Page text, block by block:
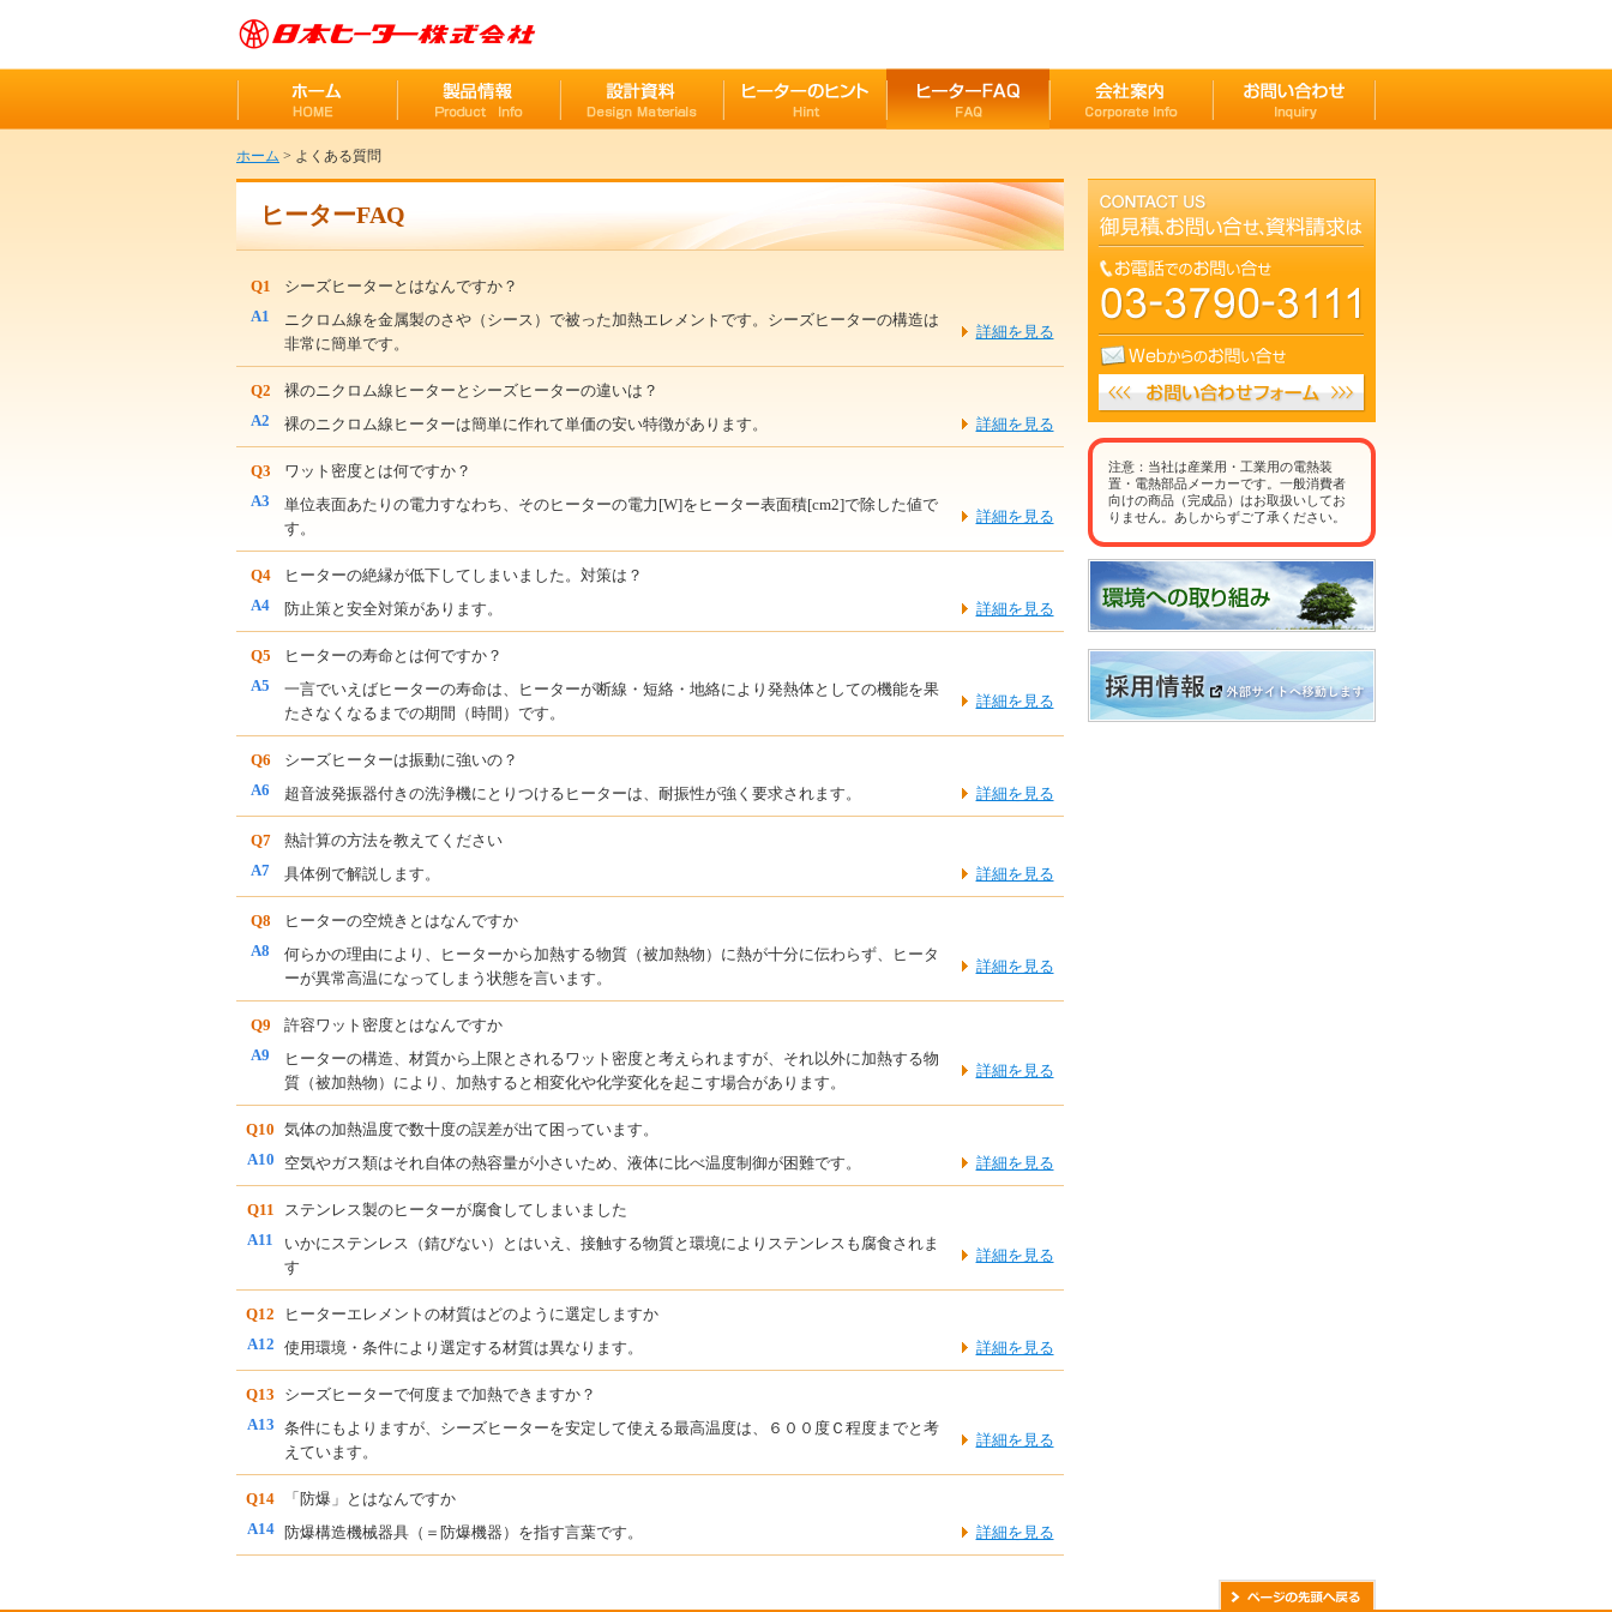
ホーム > よくある質問
ヒーターFAQ
Q1
シーズヒーターとはなんですか？
A1
ニクロム線を金属製のさや（シース）で被った加熱エレメントです。シーズヒーターの構造は
非常に簡単です。
詳細を見る
Q2
裸のニクロム線ヒーターとシーズヒーターの違いは？
A2
裸のニクロム線ヒーターは簡単に作れて単価の安い特徴があります。 詳細を見る
Q3
ワット密度とは何ですか？
A3
単位表面あたりの電力すなわち、そのヒーターの電力[W]をヒーター表面積[cm2]で除した値で
す。
詳細を見る
Q4
ヒーターの絶縁が低下してしまいました。対策は？
A4
防止策と安全対策があります。 詳細を見る
Q5
ヒーターの寿命とは何ですか？
A5
一言でいえばヒーターの寿命は、ヒーターが断線・短絡・地絡により発熱体としての機能を果
たさなくなるまでの期間（時間）です。
詳細を見る
Q6
シーズヒーターは振動に強いの？
A6
超音波発振器付きの洗浄機にとりつけるヒーターは、耐振性が強く要求されます。 詳細を見る
Q7
熱計算の方法を教えてください
A7
具体例で解説します。 詳細を見る
Q8
ヒーターの空焼きとはなんですか
A8
何らかの理由により、ヒーターから加熱する物質（被加熱物）に熱が十分に伝わらず、ヒータ
ーが異常高温になってしまう状態を言います。
詳細を見る
Q9
許容ワット密度とはなんですか
A9
ヒーターの構造、材質から上限とされるワット密度と考えられますが、それ以外に加熱する物
質（被加熱物）により、加熱すると相変化や化学変化を起こす場合があります。
詳細を見る
Q10 気体の加熱温度で数十度の誤差が出て困っています。
A10
空気やガス類はそれ自体の熱容量が小さいため、液体に比べ温度制御が困難です。 詳細を見る
Q11
ステンレス製のヒーターが腐食してしまいました
A11
いかにステンレス（錆びない）とはいえ、接触する物質と環境によりステンレスも腐食されま
す
詳細を見る
Q12
ヒーターエレメントの材質はどのように選定しますか
A12 使用環境・条件により選定する材質は異なります。 詳細を見る
Q13
シーズヒーターで何度まで加熱できますか？
A13 条件にもよりますが、シーズヒーターを安定して使える最高温度は、６００度Ｃ程度までと考
えています。
詳細を見る
Q14
「防爆」とはなんですか
A14
防爆構造機械器具（＝防爆機器）を指す言葉です。 詳細を見る
注意：当社は産業用・工業用の電熱装
置・電熱部品メーカーです。一般消費者
向けの商品（完成品）はお取扱いしてお
りません。あしからずご了承ください。